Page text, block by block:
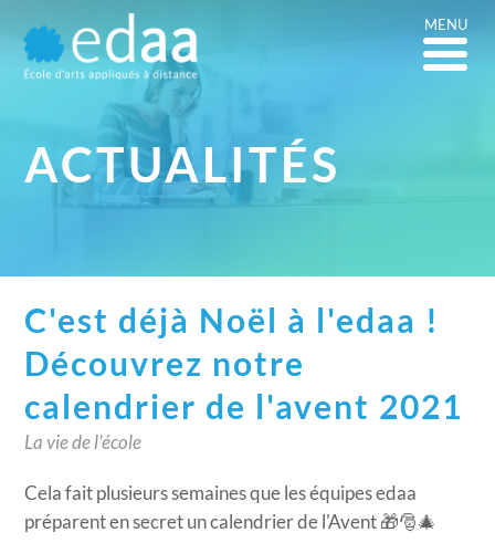
MENU
ACTUALITÉS
C'est déjà Noël à l'edaa !
Découvrez notre
calendrier de l'avent 2021
La vie de l'école
Cela fait plusieurs semaines que les équipes edaa
préparent en secret un calendrier de l'Avent 🎁🎅🎄